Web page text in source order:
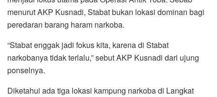
menurut AKP Kusnadi, Stabat bukan lokasi dominan bagi
peredaran barang haram narkoba.
“Stabat enggak jadi fokus kita, karena di Stabat
narkobanya tidak terlalu,” sebut AKP Kusnadi dari ujung
ponselnya.
Diketahui ada tiga lokasi kampung narkoba di Langkat